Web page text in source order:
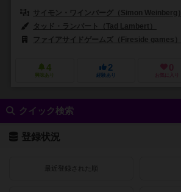
サイモン・ワインバーグ（Simon Weinberg）
タッド・ランバート（Tad Lambert）
ファイアサイドゲームズ（Fireside games）
4
興味あり
2
経験あり
0
お気に入り
クイック検索
登録状況
最近登録された順